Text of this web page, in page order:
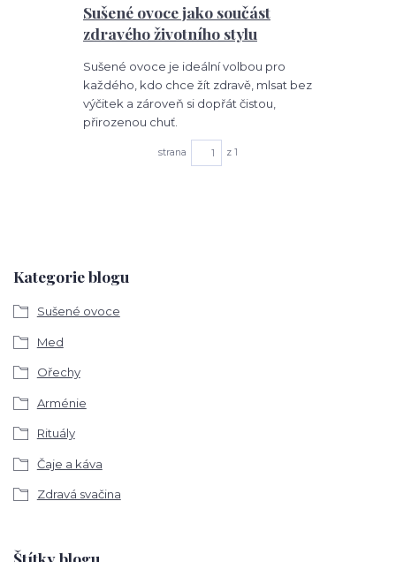
Kategorie blogu
Sušené ovoce
Med
Ořechy
Arménie
Rituály
Čaje a káva
Zdravá svačina
Štítky blogu
Sušené ovoce jako součást
zdravého životního stylu
Sušené ovoce je ideální volbou pro
každého, kdo chce žít zdravě, mlsat bez
výčitek a zároveň si dopřát čistou,
přirozenou chuť.
strana z 1